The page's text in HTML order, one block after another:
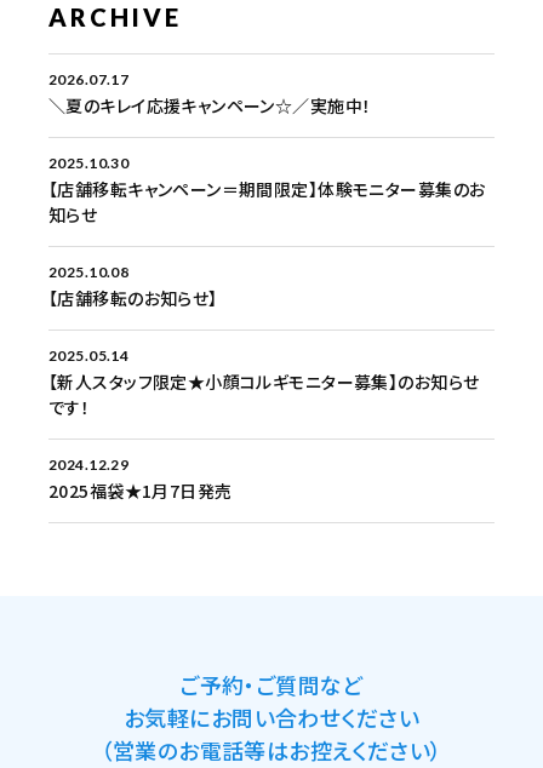
ARCHIVE
2026.07.17
＼夏のキレイ応援キャンペーン☆／実施中！
2025.10.30
【店舗移転キャンペーン＝期間限定】体験モニター募集のお
知らせ
2025.10.08
【店舗移転のお知らせ】
2025.05.14
【新人スタッフ限定★小顔コルギモニター募集】のお知らせ
です！
2024.12.29
2025福袋★1月7日発売
ご予約・ご質問など
お気軽にお問い合わせください
（営業のお電話等はお控えください）